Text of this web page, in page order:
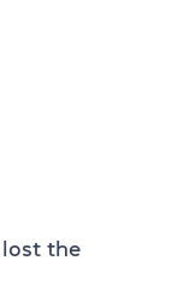
lost the